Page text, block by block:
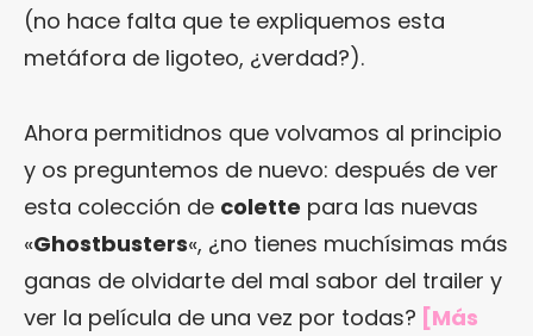
(no hace falta que te expliquemos esta
metáfora de ligoteo, ¿verdad?).
Ahora permitidnos que volvamos al principio
y os preguntemos de nuevo: después de ver
esta colección de colette para las nuevas
«Ghostbusters«, ¿no tienes muchísimas más
ganas de olvidarte del mal sabor del trailer y
ver la película de una vez por todas? [Más